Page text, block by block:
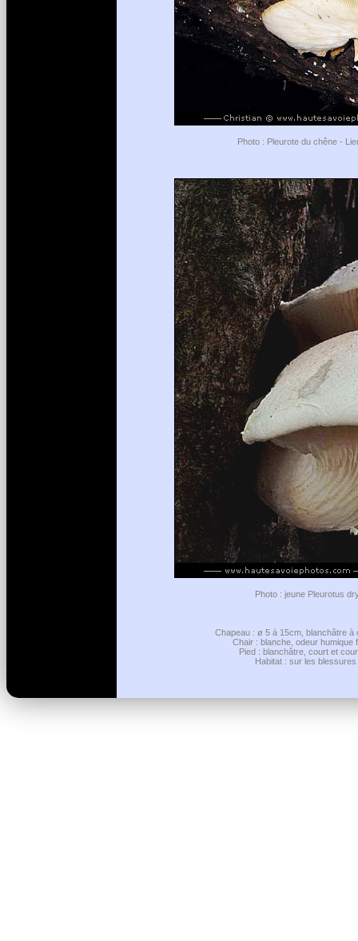
Photo : Pleurote du chêne -
Photo : jeune Pleurotus
Chapeau : ø 5 à 15cm, blanchâtre
Chair : blanche, odeur
Pied : blanchâtre, court et
Habitat : sur les